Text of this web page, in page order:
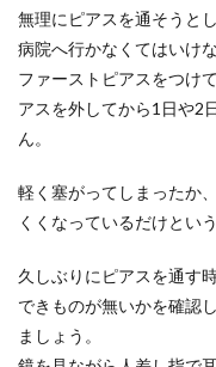
無理にピアスを通そうと
病院へ行かなくてはいけ
ファーストピアスをつけ
アスを外してから1日や2
ん。
軽く塞がってしまったか
くくなっているだけとい
久しぶりにピアスを通す
できものが無いかを確認
ましょう。